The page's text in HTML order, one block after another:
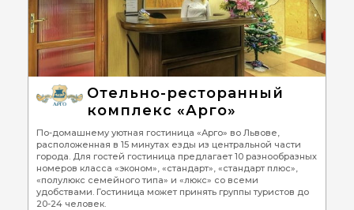
Отельно-ресторанный
комплекс «Арго»
По-домашнему уютная гостиница «Арго» во Львове,
расположенная в 15 минутах езды из центральной части
города. Для гостей гостиница предлагает 10 разнообразных
номеров класса «эконом», «стандарт», «стандарт плюс»,
«полулюкс семейного типа» и «люкс» со всеми
удобствами. Гостиница может принять группы туристов до
20-24 человек.